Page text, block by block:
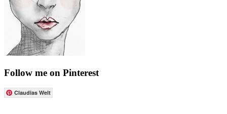
Follow me on Pinterest
Claudias Welt